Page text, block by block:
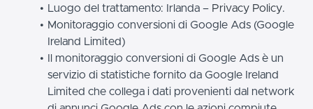
Luogo del trattamento: Irlanda – Privacy Policy.
Monitoraggio conversioni di Google Ads (Google
Ireland Limited)
Il monitoraggio conversioni di Google Ads è un
servizio di statistiche fornito da Google Ireland
Limited che collega i dati provenienti dal network